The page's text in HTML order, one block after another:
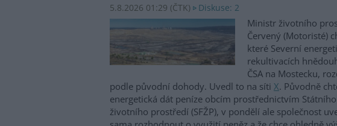
5.8.2026 01:29 (ČTK) Diskuse: 2
Ministr životního
Červený (Motoristé)
které Severní
rekultivacích
ČSA na Mostecku,
podle původní dohody. Uvedl to na síti X. Původně
energetická dát peníze obcím prostřednictvím
životního prostředí (SFŽP), v pondělí ale společnost